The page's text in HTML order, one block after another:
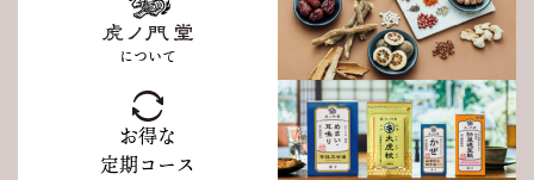
について
お得な
定期コース